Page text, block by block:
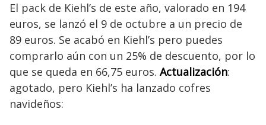
El pack de Kiehl’s de este año, valorado en 194
euros, se lanzó el 9 de octubre a un precio de
89 euros. Se acabó en Kiehl’s pero puedes
comprarlo aún con un 25% de descuento, por lo
que se queda en 66,75 euros. Actualización:
agotado, pero Kiehl’s ha lanzado cofres
navideños: